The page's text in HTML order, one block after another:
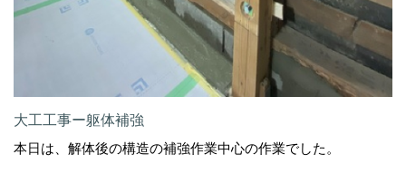
大工工事ー躯体補強
本日は、解体後の構造の補強作業中心の作業でした。